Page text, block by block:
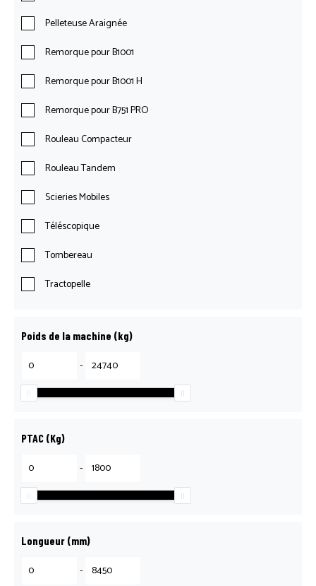
Pelleteuse Araignée
Remorque pour B1001
Remorque pour B1001 H
Remorque pour B751 PRO
Rouleau Compacteur
Rouleau Tandem
Scieries Mobiles
Téléscopique
Tombereau
Tractopelle
Poids de la machine (kg)
-
PTAC (Kg)
-
Longueur (mm)
-